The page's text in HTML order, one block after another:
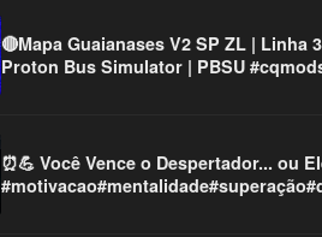
🔴Mapa Guaianases V2 SP ZL | Linha
Proton Bus Simulator | PBSU
⏰💪 Você Vence o Despertador... ou